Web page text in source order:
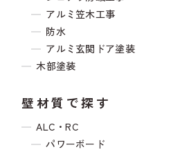
アルミ笠木工事
防水
アルミ玄関ドア塗装
木部塗装
壁材質で探す
ALC・RC
パワーボード